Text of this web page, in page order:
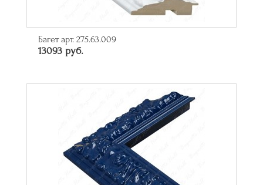
Багет арт. 275.63.009
13093 руб.